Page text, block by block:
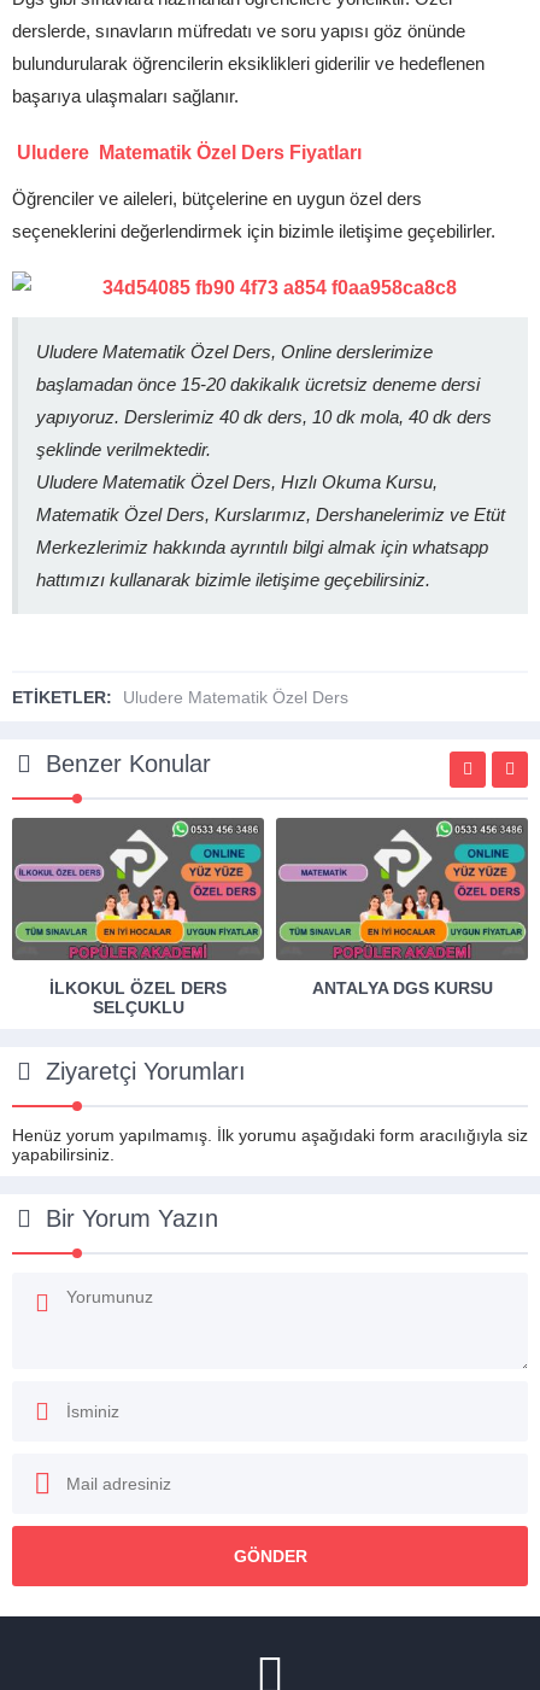
derslerde, sınavların müfredatı ve soru yapısı göz önünde
bulundurularak öğrencilerin eksiklikleri giderilir ve hedeflenen
başarıya ulaşmaları sağlanır.
Uludere Matematik Özel Ders Fiyatları
Öğrenciler ve aileleri, bütçelerine en uygun özel ders
seçeneklerini değerlendirmek için bizimle iletişime geçebilirler.
Uludere Matematik Özel Ders, Online derslerimize
başlamadan önce 15-20 dakikalık ücretsiz deneme dersi
yapıyoruz. Derslerimiz 40 dk ders, 10 dk mola, 40 dk ders
şeklinde verilmektedir.
Uludere Matematik Özel Ders, Hızlı Okuma Kursu,
Matematik Özel Ders, Kurslarımız, Dershanelerimiz ve Etüt
Merkezlerimiz hakkında ayrıntılı bilgi almak için whatsapp
hattımızı kullanarak bizimle iletişime geçebilirsiniz.
ETİKETLER: Uludere Matematik Özel Ders
Benzer Konular
ANTALYA DGS KURSU
HIZLI OKUMA KURSU
Ziyaretçi Yorumları
Henüz yorum yapılmamış. İlk yorumu aşağıdaki form aracılığıyla siz
yapabilirsiniz.
Bir Yorum Yazın